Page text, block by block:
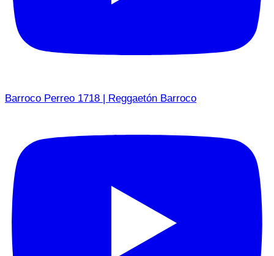
Barroco Perreo 1718 | Reggaetón Barroco